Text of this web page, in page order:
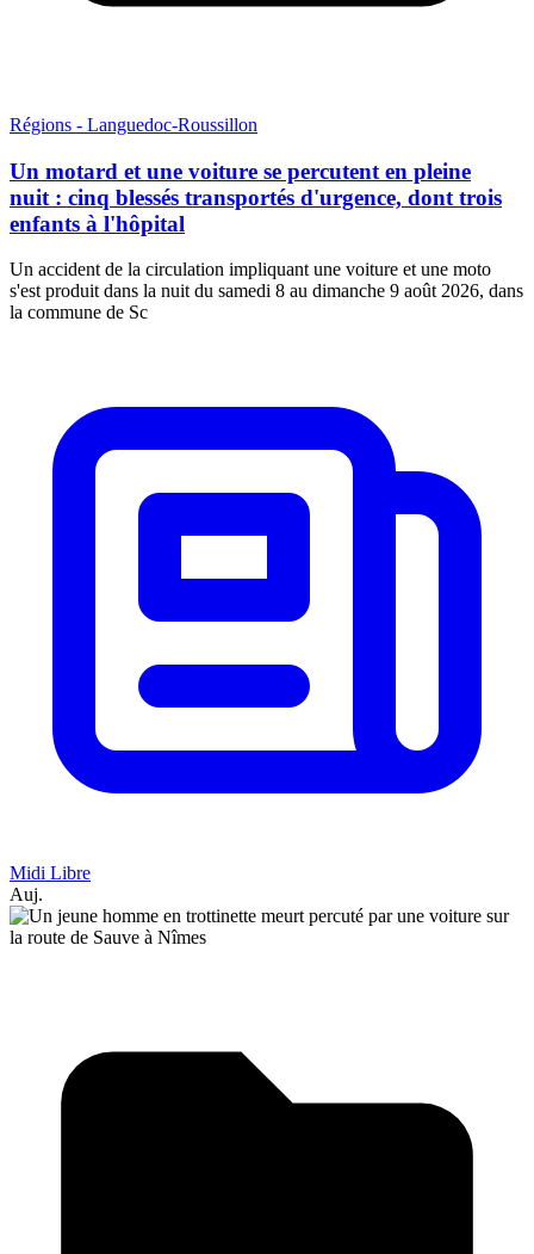
Régions - Languedoc-Roussillon
Un motard et une voiture se percutent en pleine
nuit : cinq blessés transportés d'urgence, dont trois
enfants à l'hôpital
Un accident de la circulation impliquant une voiture et une moto
s'est produit dans la nuit du samedi 8 au dimanche 9 août 2026, dans
la commune de Sc
Midi Libre
Auj.